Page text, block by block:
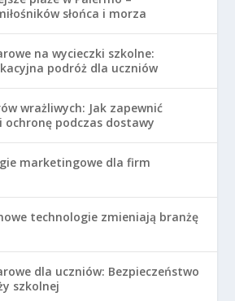
słońca i morza
na wycieczki szkolne:
podróż dla uczniów
wrażliwych: Jak zapewnić
ochronę podczas dostawy
marketingowe dla firm
technologie zmieniają branżę
dla uczniów: Bezpieczeństwo
szkolnej